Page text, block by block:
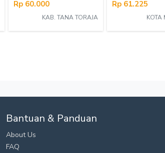
Rp 60.000
KAB. TANA TORAJA
Rp 61.225
KOTA
Bantuan & Panduan
About Us
FAQ